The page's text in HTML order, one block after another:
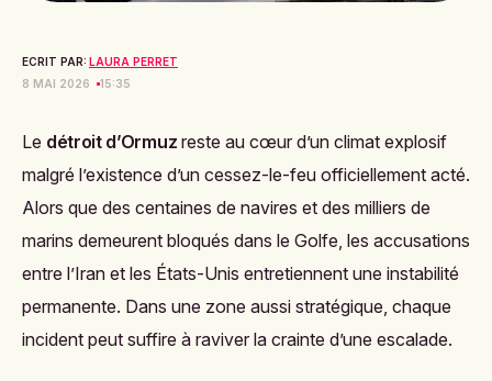
ECRIT PAR: LAURA PERRET
8 MAI 2026
15:35
Le détroit d’Ormuz reste au cœur d’un climat explosif
malgré l’existence d’un cessez-le-feu officiellement acté.
Alors que des centaines de navires et des milliers de
marins demeurent bloqués dans le Golfe, les accusations
entre l’Iran et les États-Unis entretiennent une instabilité
permanente. Dans une zone aussi stratégique, chaque
incident peut suffire à raviver la crainte d’une escalade.